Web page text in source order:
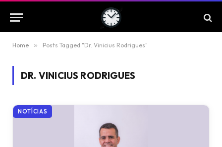
Home » Posts Tagged "Dr. Vinicius Rodrigues"
DR. VINICIUS RODRIGUES
NOTÍCIAS